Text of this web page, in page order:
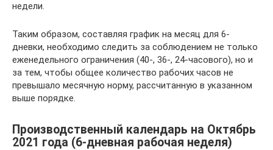
недели.
Таким образом, составляя график на месяц для 6-
дневки, необходимо следить за соблюдением не только
еженедельного ограничения (40-, 36-, 24-часового), но и
за тем, чтобы общее количество рабочих часов не
превышало месячную норму, рассчитанную в указанном
выше порядке.
Производственный календарь на Октябрь
2021 года (6-дневная рабочая неделя)